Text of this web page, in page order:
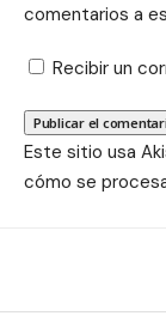
comentarios a
Recibir un
Este sitio usa
cómo se